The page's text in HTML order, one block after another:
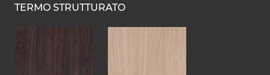
TERMO STRUTTURATO